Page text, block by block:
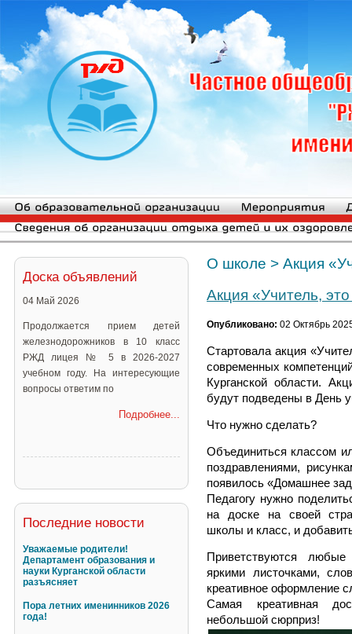
Доска объявлений
04 Май 2026
Продолжается прием детей
железнодорожников в 10 класс
РЖД лицея № 5 в 2026-2027
учебном году. На интересующие
вопросы ответим по
Подробнее...
Последние новости
Уважаемые родители!
Департамент образования и
науки Курганской области
разъясняет
Пора летних именинников 2026
года!
О школе > Акция
Акция «Учитель,
Опубликовано: 02 Октябрь
Стартовала акция
современных
Курганской области.
будут подведены в День
Что нужно сделать?
Объединиться классом
поздравлениями,
появилось «Домашнее
Педагогу нужно
на доске на своей
школы и класс, и
Приветствуются
яркими листочками,
креативное оформление
Самая креативная
небольшой сюрприз!